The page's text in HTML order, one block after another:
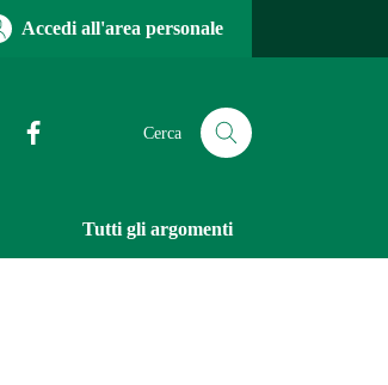
Accedi all'area personale
Cerca
Tutti gli argomenti